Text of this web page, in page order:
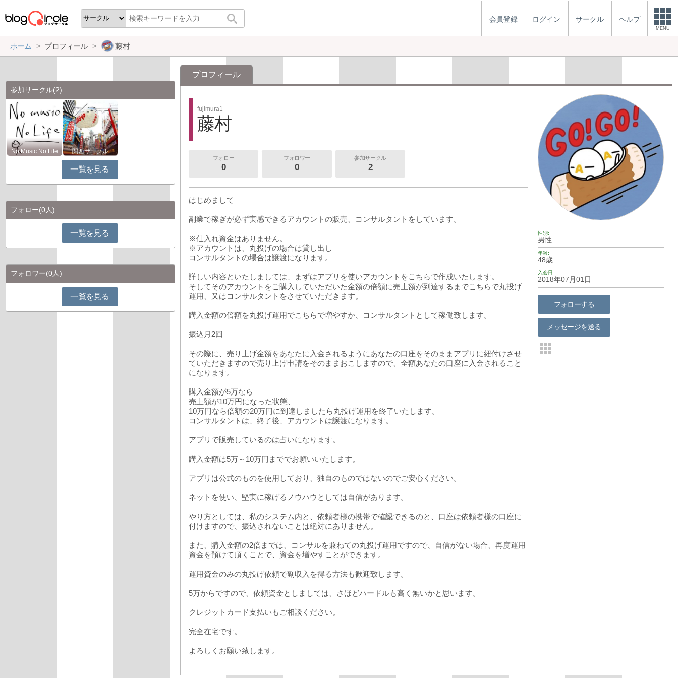
会員登録 ログイン サークル ヘルプ
MENU
ホーム プロフィール 藤村
プロフィール
fujimura1
藤村
フォロー
0
フォロワー
0
参加サークル
2
性別
男性
年齢
48歳
入会日
2018年07月01日
フォローする
メッセージを送る
はじめまして
副業で稼ぎが必ず実感できるアカウントの販売、コンサルタントをしています。
※仕入れ資金はありません。
※アカウントは、丸投げの場合は貸し出し
コンサルタントの場合は譲渡になります。
詳しい内容といたしましては、まずはアプリを使いアカウントをこちらで作成いたします。
そしてそのアカウントをご購入していただいた金額の倍額に売上額が到達するまでこちらで丸投げ
運用、又はコンサルタントをさせていただきます。
購入金額の倍額を丸投げ運用でこちらで増やすか、コンサルタントとして稼働致します。
振込月2回
その際に、売り上げ金額をあなたに入金されるようにあなたの口座をそのままアプリに紐付けさせ
ていただきますので売り上げ申請をそのままおこしますので、全額あなたの口座に入金されること
になります。
購入金額が5万なら
売上額が10万円になった状態、
10万円なら倍額の20万円に到達しましたら丸投げ運用を終了いたします。
コンサルタントは、終了後、アカウントは譲渡になります。
アプリで販売しているのは占いになります。
購入金額は5万～10万円まででお願いいたします。
アプリは公式のものを使用しており、独自のものではないのでご安心ください。
ネットを使い、堅実に稼げるノウハウとしては自信があります。
やり方としては、私のシステム内と、依頼者様の携帯で確認できるのと、口座は依頼者様の口座に
付けますので、振込されないことは絶対にありません。
また、購入金額の2倍までは、コンサルを兼ねての丸投げ運用ですので、自信がない場合、再度運用
資金を預けて頂くことで、資金を増やすことができます。
運用資金のみの丸投げ依頼で副収入を得る方法も歓迎致します。
5万からですので、依頼資金としましては、さほどハードルも高く無いかと思います。
クレジットカード支払いもご相談ください。
完全在宅です。
よろしくお願い致します。
参加サークル(2)
No Music No Life 関西サークル
一覧を見る
フォロー(0人)
一覧を見る
フォロワー(0人)
一覧を見る